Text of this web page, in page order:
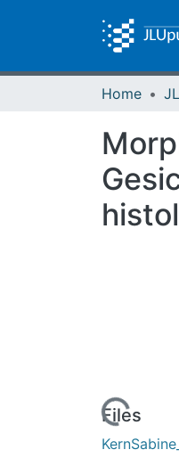
Home
Loading...
Files